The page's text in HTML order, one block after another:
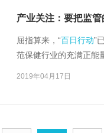
产业关注：要把监
屈指算来，“百日行动”
范保健行业的充满正能
2019年04月17日